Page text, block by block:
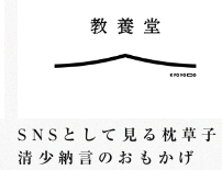
SNSとして見る枕草子
清少納言のおもかげ